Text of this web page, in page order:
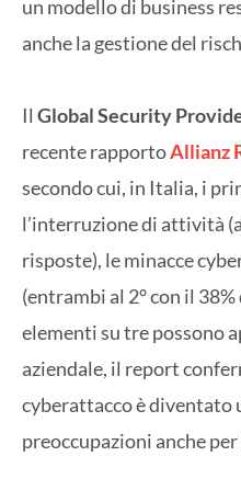
un modello di business
anche la gestione del
Il Global Security
recente rapportoAllianz
secondo cui, in Italia, i
l’interruzione di attività
risposte), le minacce
(entrambi al 2° con il
elementi su tre possono
aziendale, il report
cyberattacco è diventato
preoccupazioni anche